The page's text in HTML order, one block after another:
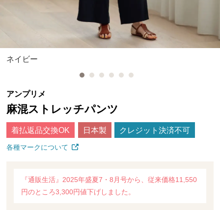
ネイビー
アンプリメ
麻混ストレッチパンツ
着払返品交換OK 日本製 クレジット決済不可
各種マークについて
『通販生活』2025年盛夏7・8月号から、従来価格11,550
円のところ3,300円値下げしました。